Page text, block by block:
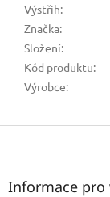
Výstřih:
Značka:
Složení:
Kód produktu:
Výrobce:
Z
Informace pro